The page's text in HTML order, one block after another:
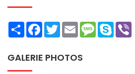
ShareFacebookTwitterEmailMessage
Skype
GALERIE PHOTOS